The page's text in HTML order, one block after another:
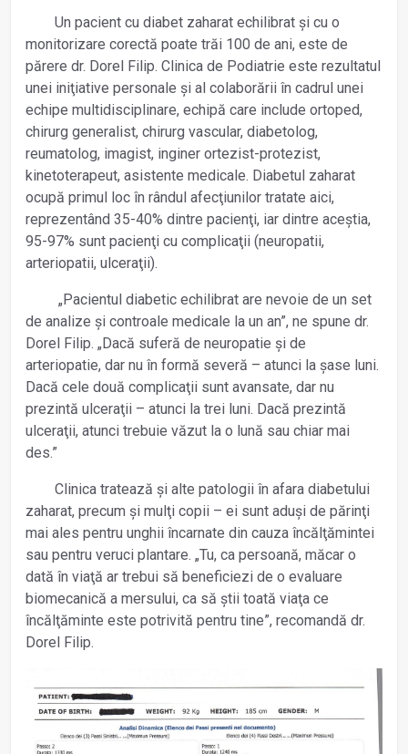
Un pacient cu diabet zaharat echilibrat și cu o
monitorizare corectă poate trăi 100 de ani, este de
părere dr. Dorel Filip. Clinica de Podiatrie este rezultatul
unei iniţiative personale și al colaborării în cadrul unei
echipe multidisciplinare, echipă care include ortoped,
chirurg generalist, chirurg vascular, diabetolog,
reumatolog, imagist, inginer ortezist-protezist,
kinetoterapeut, asistente medicale. Diabetul zaharat
ocupă primul loc în rândul afecţiunilor tratate aici,
reprezentând 35-40% dintre pacienţi, iar dintre aceștia,
95-97% sunt pacienţi cu complicaţii (neuropatii,
arteriopatii, ulceraţii).
„Pacientul diabetic echilibrat are nevoie de un set
de analize și controale medicale la un an”, ne spune dr.
Dorel Filip. „Dacă suferă de neuropatie și de
arteriopatie, dar nu în formă severă – atunci la șase luni.
Dacă cele două complicaţii sunt avansate, dar nu
prezintă ulceraţii – atunci la trei luni. Dacă prezintă
ulceraţii, atunci trebuie văzut la o lună sau chiar mai
des.”
Clinica tratează și alte patologii în afara diabetului
zaharat, precum și mulţi copii – ei sunt aduși de părinţi
mai ales pentru unghii încarnate din cauza încălţămintei
sau pentru veruci plantare. „Tu, ca persoană, măcar o
dată în viaţă ar trebui să beneficiezi de o evaluare
biomecanică a mersului, ca să știi toată viaţa ce
încălţăminte este potrivită pentru tine”, recomandă dr.
Dorel Filip.